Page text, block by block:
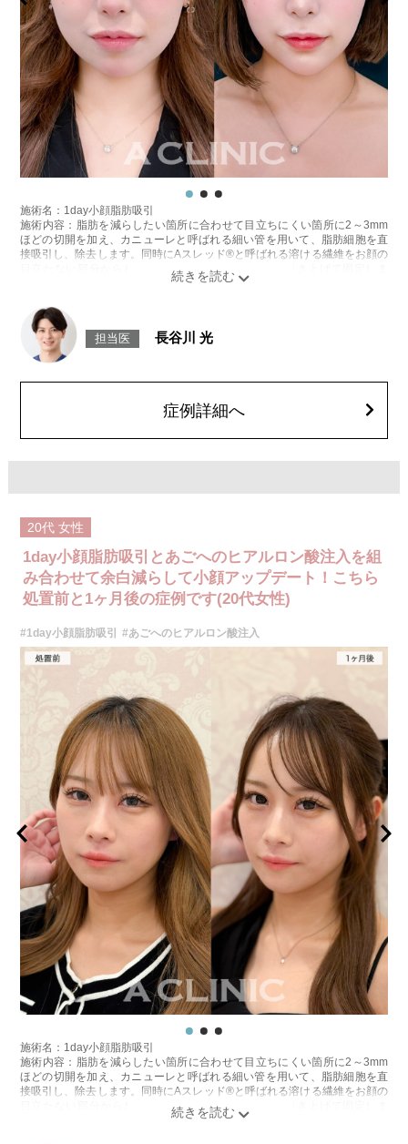
じることがございます。注入箇所を強く刺激するようなマッサージは1〜2
週間ほどお控えください。
費用：
レスチレン 43,800円～148,000円(税込)
レスチレンリフト※横浜院限定 65,800円～228,800円(税込)
ジュビダームビスタウルトラXC 98,800円～283,800円(税込)
ジュビダームビスタボルベラXC 98,800円～283,800円(税込)
ボリューマ 120,800円～327,800円(税込)
オプション：表面麻酔 3,300円(税込) 笑気麻酔 3,300円(税込)
施術名：1day小顔脂肪吸引
施術内容：脂肪を減らしたい箇所に合わせて目立ちにくい箇所に2～3mm
ほどの切開を加え、カニューレと呼ばれる細い管を用いて、脂肪細胞を直
接吸引し、除去します。同時にAスレッド®と呼ばれる溶ける繊維をお顔の
目立たない部分から皮下へ挿入し、皮膚を内側から引き上げて固定しま
リスク、副作用：赤み、熱感、痛み、しびれ、むくみ、内出血、引き攣れ
感などが術後一時的に生じることがございます。また、稀に貧血、細菌感
染症、左右差、施術箇所の知覚鈍麻、ぼこつき、硬結、瘢痕化、色素沈
着、脂肪塞栓、皮膚のよれ、繊維の突出などを生じることがございます。
顔の脂肪吸引箇所の追加 1ヶ所ごと+162,800円(税込)
オプション：笑気麻酔 3,300円(税込)
した筋肉の動きを抑制します。これにより噛み締めの改善、咬筋を減量し
程続きます。
施術時間：約10分〜20分程
リスク、副作用：腫れ、赤み、内出血、痛み、突っ張り感などが生じるこ
とがございます。また、稀にアレルギー、細菌感染症などが生じることが
ございます。ボトックス注入後は男性は3か月、女性は2か月避妊して頂く
ようお願いします。
費用：アラガン社製 21,800円(税込) 〜164,400円(税込)
オプション：表面麻酔 3,300円(税込) 笑気麻酔 3,300円(税込)
施術名：ボトックス注射(しわ)
シン）を表情筋に注入し、筋肉の動きを一時的に抑制することで表情ジワ
の発生を防ぐ施術です。額・眉間・目尻など、表情のクセによって刻まれ
るシワの改善に効果的で、短時間の処置で自然な表情を保ちながら若々し
い印象を目指せます。シワの予防目的でも広く用いられています。
施術時間：注入箇所数により異なりますが、約10分程
リスク、副作用：腫れ、赤み、内出血、痛み、突っ張り感などが一時的に
生じることがございます。また、稀にアレルギー反応、細菌感染症、頭痛
などが生じることがございます。注入部位を強く押したりマッサージした
りするのは1〜2週間ほどお控えください。注入箇所によっては稀に眼瞼下
垂など、ボトックスの効果に伴う副作用が生じる場合もございます。ボト
ックス注入後は、男性は3ヶ月、女性は2ヶ月避妊して頂くようお願いいた
します。
費用：アラガン社製 21,800円(税込)～32,800円(税込)
韓国製ボツリヌストキシン注射 5,500円(税込)〜10,800円(税込)
オプション：表面麻酔 3,300円(税込)笑気麻酔 3,300円(税込)
施術名：あごのヒアルロン酸注射
施術内容：あごの形やバランスを整えるために、ヒアルロン酸を皮下に注
入する施術です。あご先にボリュームを加えることで、輪郭にメリハリを
出し、Eライン（横顔のバランス）を整える効果も期待できます。顔全体の
印象をシャープに見せたい方や、あごが引っ込んで見える方に適したプチ
整形のひとつです。
施術時間：約10分程
リスク、副作用：施術後に腫れ、赤み、内出血、痛み、突っ張り感などが
生じることがありますが、通常は数日〜1週間程度で徐々に軽快します。ま
た、稀にアレルギー反応、細菌感染、血管閉塞、しこり（硬化）や小さな
結節が生じる可能性があります。施術後1〜2週間程度は、注入部位を強く
押したりマッサージしたりすることはお控えください。
費用：
担当医 長谷川 光
症例詳細へ
20代 女性
1day小顔脂肪吸引とあごへのヒアルロン酸注入を組
み合わせて余白減らして小顔アップデート！こちら
処置前と1ヶ月後の症例です(20代女性)
#1day小顔脂肪吸引 #あごへのヒアルロン酸注入
施術名：1day小顔脂肪吸引
施術内容：脂肪を減らしたい箇所に合わせて目立ちにくい箇所に2～3mm
ほどの切開を加え、カニューレと呼ばれる細い管を用いて、脂肪細胞を直
接吸引し、除去します。同時にAスレッド®と呼ばれる溶ける繊維をお顔の
目立たない部分から皮下へ挿入し、皮膚を内側から引き上げて固定しま